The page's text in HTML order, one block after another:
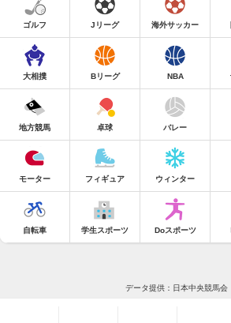
ゴルフ Jリーグ 海外サッカー
大相撲 Bリーグ NBA
地方競馬 卓球 バレー
モーター フィギュア ウィンター
自転車 学生スポーツ Doスポーツ
データ提供：日本中央競馬会